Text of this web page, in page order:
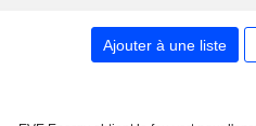
Ajouter à une liste